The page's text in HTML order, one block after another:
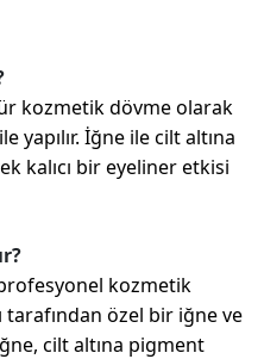
kozmetik dövme olarak
İğne ile cilt altına
kalıcı bir eyeliner etkisi
profesyonel kozmetik
tarafından özel bir iğne ve
cilt altına pigment